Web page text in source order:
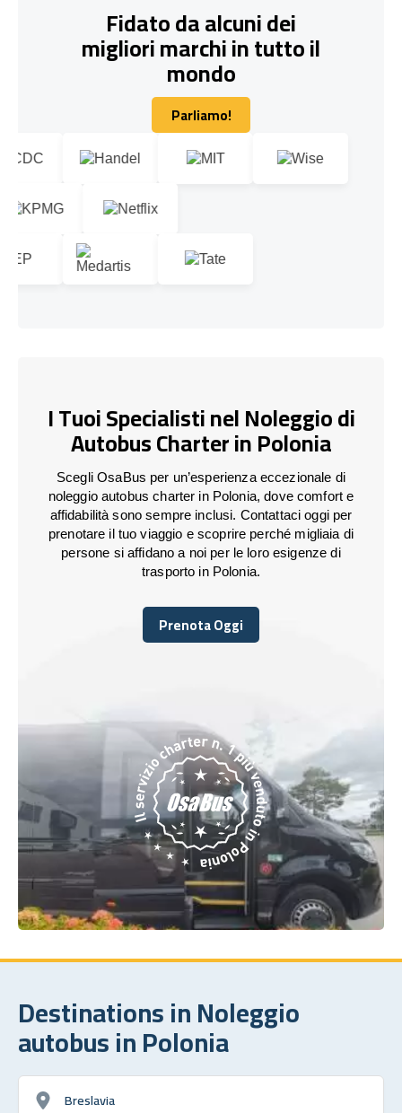
Fidato da alcuni dei
migliori marchi in tutto il
mondo
Parliamo!
Parliamo!
I Tuoi Specialisti nel Noleggio di
Autobus Charter in Polonia
Scegli OsaBus per un’esperienza eccezionale di
noleggio autobus charter in Polonia, dove comfort e
affidabilità sono sempre inclusi. Contattaci oggi per
prenotare il tuo viaggio e scoprire perché migliaia di
persone si affidano a noi per le loro esigenze di
trasporto in Polonia.
Prenota Oggi
Prenota Oggi
Destinations in Noleggio
autobus in Polonia
Breslavia